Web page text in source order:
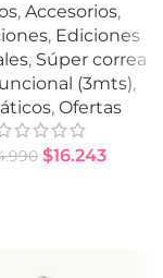
, Accesorios,
, Ediciones
, Súper correa
(3mts),
, Ofertas
$16.243